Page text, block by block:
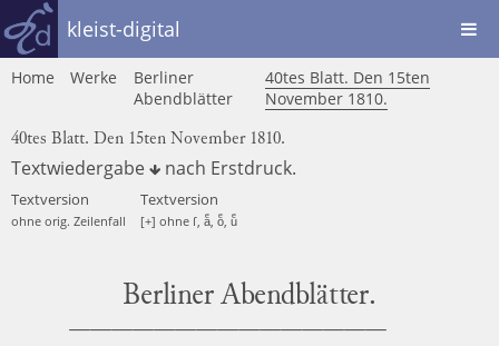
kleist-digital
Home Werke
Berliner
Abendblätter
40tes Blatt. Den 15ten
November 1810.
40tes Blatt. Den 15ten November 1810.
Textwiedergabe nach Erstdruck.
Textversion
ohne orig. Zeilenfall
Textversion
[+] ohne ſ, aͤ, oͤ, uͤ
Berliner Abendblätter.